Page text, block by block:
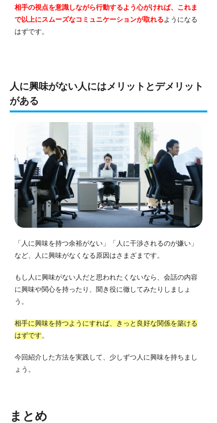
相手の視点を意識しながら行動するよう心がければ、これま
で以上にスムーズなコミュニケーションが取れるようになる
はずです。
人に興味がない人にはメリットとデメリット
がある
「人に興味を持つ余裕がない」「人に干渉されるのが嫌い」
など、人に興味がなくなる原因はさまざまです。
もし人に興味がない人だと思われたくないなら、会話の内容
に興味や関心を持ったり、聞き役に徹してみたりしましょ
う。
相手に興味を持つようにすれば、きっと良好な関係を築ける
はずです。
今回紹介した方法を実践して、少しずつ人に興味を持ちまし
ょう。
まとめ